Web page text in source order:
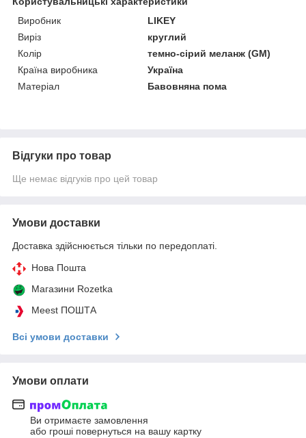
Виробник
LIKEY
Виріз
круглий
Колір
темно-сірий меланж (GM)
Країна виробника
Україна
Матеріал
Бавовняна пома
Відгуки про товар
Ще немає відгуків про цей товар
Умови доставки
Доставка здійснюється тільки по передоплаті.
Нова Пошта
Магазини Rozetka
Meest ПОШТА
Всі умови доставки
Умови оплати
Ви отримаєте замовлення
або гроші повернуться на вашу картку